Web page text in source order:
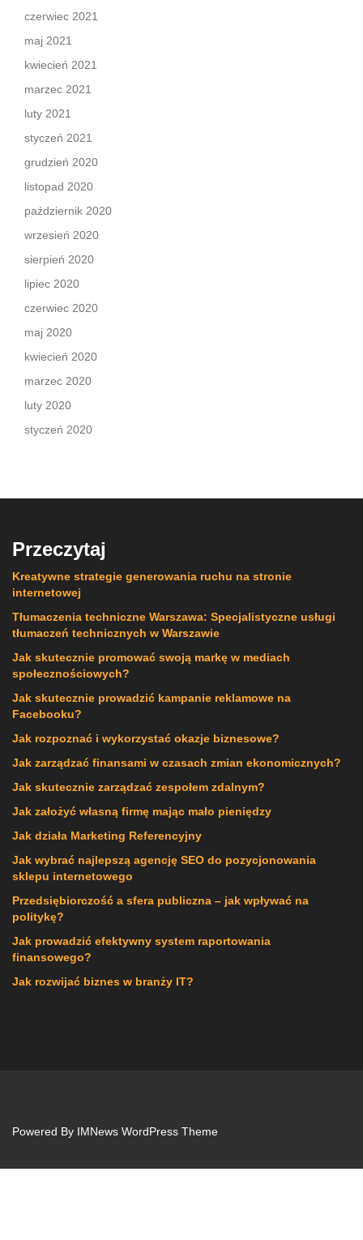
czerwiec 2021
maj 2021
kwiecień 2021
marzec 2021
luty 2021
styczeń 2021
grudzień 2020
listopad 2020
październik 2020
wrzesień 2020
sierpień 2020
lipiec 2020
czerwiec 2020
maj 2020
kwiecień 2020
marzec 2020
luty 2020
styczeń 2020
Przeczytaj
Kreatywne strategie generowania ruchu na stronie
internetowej
Tłumaczenia techniczne Warszawa: Specjalistyczne usługi
tłumaczeń technicznych w Warszawie
Jak skutecznie promować swoją markę w mediach
społecznościowych?
Jak skutecznie prowadzić kampanie reklamowe na
Facebooku?
Jak rozpoznać i wykorzystać okazje biznesowe?
Jak zarządzać finansami w czasach zmian ekonomicznych?
Jak skutecznie zarządzać zespołem zdalnym?
Jak założyć własną firmę mając mało pieniędzy
Jak działa Marketing Referencyjny
Jak wybrać najlepszą agencję SEO do pozycjonowania
sklepu internetowego
Przedsiębiorczość a sfera publiczna – jak wpływać na
politykę?
Jak prowadzić efektywny system raportowania
finansowego?
Jak rozwijać biznes w branży IT?
Powered By IMNews WordPress Theme